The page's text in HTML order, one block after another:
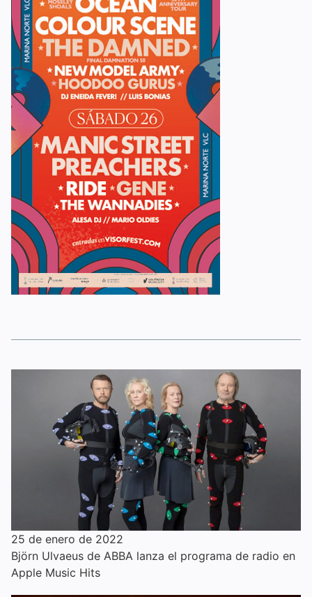
25 de enero de 2022
Björn Ulvaeus de ABBA lanza el programa de radio en
Apple Music Hits